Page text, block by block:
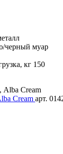
черный муар
кг 150
Cream арт.